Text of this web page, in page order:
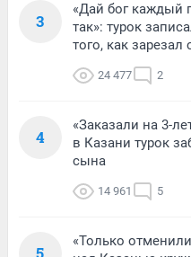
3
«Дай бог каждый
так»: турок
того, как
24 477 2
4
«Заказали на 3-
в Казани турок
сына
14 961 5
«Только